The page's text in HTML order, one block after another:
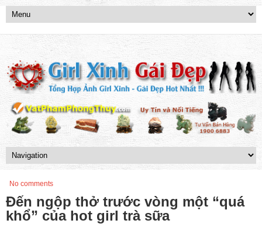
No comments
Đến ngộp thở trước vòng một “quá
khổ” của hot girl trà sữa